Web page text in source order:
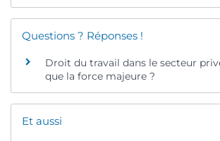
Questions ? Réponses !
Droit du travail dans le secteur
que la force majeure ?
Et aussi